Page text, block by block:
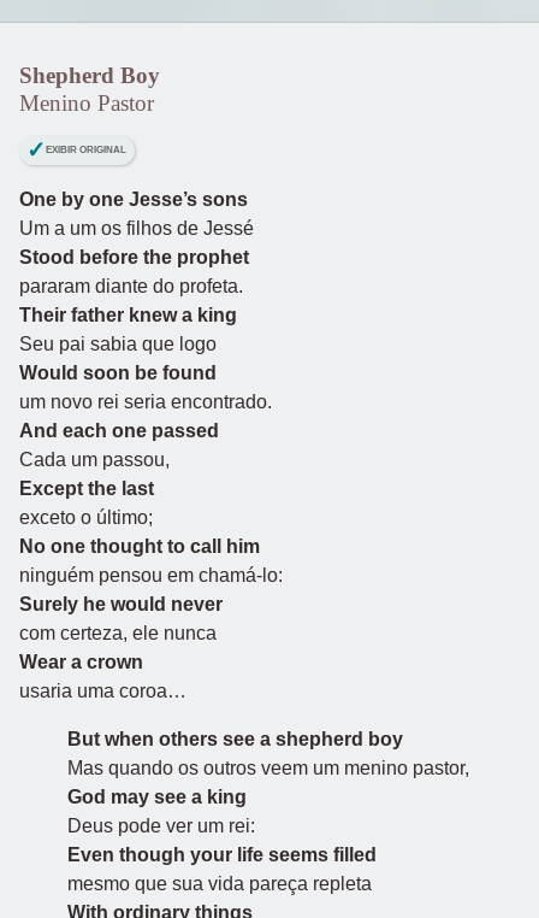
Shepherd Boy
Menino Pastor
EXIBIR ORIGINAL
One by one Jesse’s sons
Um a um os filhos de Jessé
Stood before the prophet
pararam diante do profeta.
Their father knew a king
Seu pai sabia que logo
Would soon be found
um novo rei seria encontrado.
And each one passed
Cada um passou,
Except the last
exceto o último;
No one thought to call him
ninguém pensou em chamá-lo:
Surely he would never
com certeza, ele nunca
Wear a crown
usaria uma coroa…
But when others see a shepherd boy
Mas quando os outros veem um menino pastor,
God may see a king
Deus pode ver um rei:
Even though your life seems filled
mesmo que sua vida pareça repleta
With ordinary things